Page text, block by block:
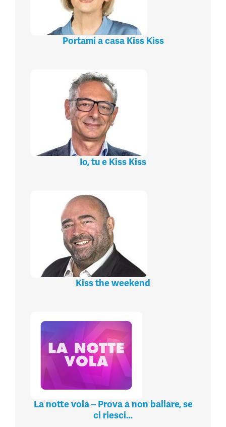
Portami a casa Kiss Kiss
Io, tu e Kiss Kiss
Kiss the weekend
La notte vola – Prova a non ballare, se
ci riesci…